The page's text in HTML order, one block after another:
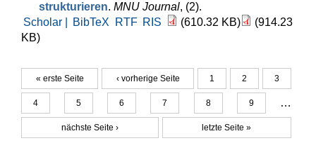
strukturieren. MNU Journal, (2).
Scholar |
BibTeX RTF RIS (610.32 KB)
(914.23
KB)
Seiten
« erste Seite ‹ vorherige Seite 1 2 3
4 5 6 7 8 9 …
nächste Seite › letzte Seite »